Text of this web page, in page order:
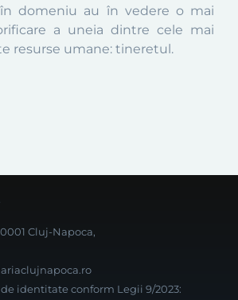
domeniu au în vedere o mai
a uneia dintre cele mai
resurse umane: tineretul.
Cluj-Napoca,
identitate conform Legii 9/2023: